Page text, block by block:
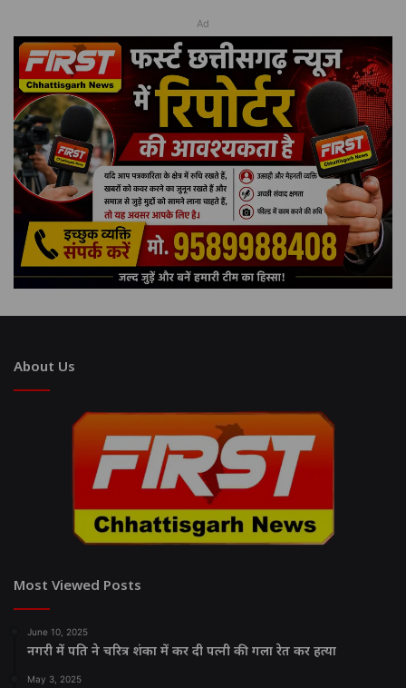
Ad
About Us
Most Viewed Posts
June 10, 2025
नगरी में पति ने चरित्र शंका में कर दी पत्नी की गला रेत कर हत्या
May 3, 2025